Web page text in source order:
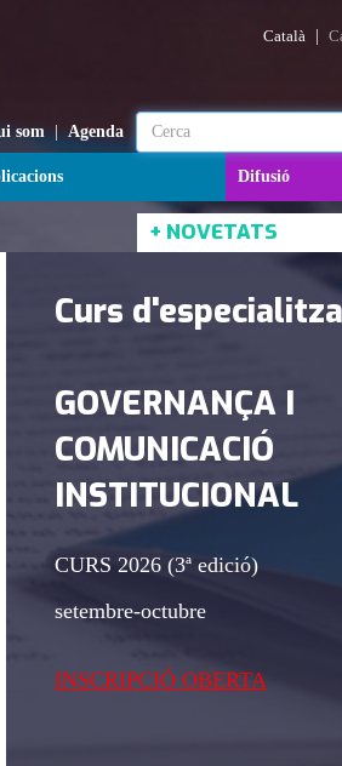
Català
som|Agenda
Difusió
+ NOVETATS
Curs
GOVERNANÇA I
COMUNICACIÓ
INSTITUCIONAL
CURS 2026 (3ª edició)
setembre-octubre
INSCRIPCIÓ OBERTA